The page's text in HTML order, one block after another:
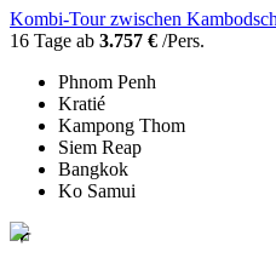
Kombi-Tour zwischen
16 Tage ab 3.757 € /Pers.
Phnom Penh
Kratié
Kampong Thom
Siem Reap
Bangkok
Ko Samui